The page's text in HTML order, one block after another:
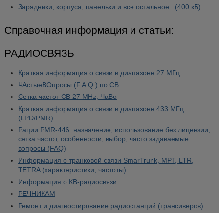
Зарядники, корпуса, панельки и все остальное...(400 кБ)
Справочная информация и статьи:
РАДИОСВЯЗЬ
Краткая информация о связи в диапазоне 27 МГц
ЧАстыеВОпросы (F.A.Q.) по CB
Сетка частот CB 27 MHz, ЧаВо
Краткая информация о связи в диапазоне 433 МГц
(LPD/PMR)
Рации PMR-446: назначение, использование без лицензии,
сетка частот, особенности, выбор, часто задаваемые
вопросы (FAQ)
Информация о транковой связи SmarTrunk, MPT, LTR,
TETRA (характеристики, частоты)
Информация о КВ-радиосвязи
РЕЧНИКАМ
Ремонт и диагностирование радиостанций (трансиверов)